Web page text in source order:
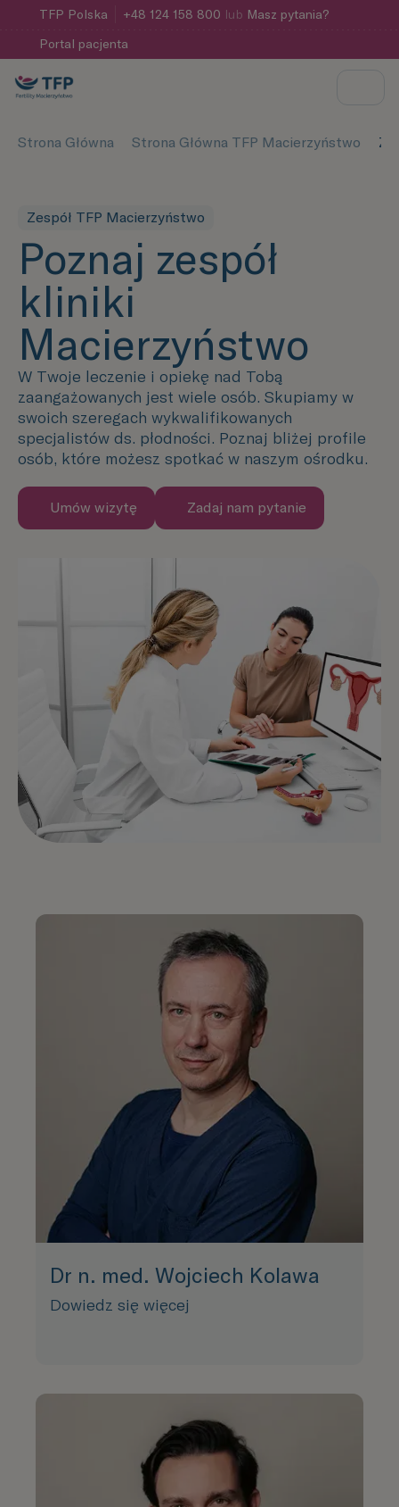
TFP Polska +48 124 158 800 lub Masz pytania?
Portal pacjenta
Strona Główna Strona Główna TFP Macierzyństwo
Zespół TFP Macierzyństwo
Poznaj zespół
kliniki
Macierzyństwo
W Twoje leczenie i opiekę nad Tobą
zaangażowanych jest wiele osób. Skupiamy w
swoich szeregach wykwalifikowanych
specjalistów ds. płodności. Poznaj bliżej profile
osób, które możesz spotkać w naszym ośrodku.
Umów wizytę Zadaj nam pytanie
Dr n. med. Wojciech Kolawa
Dowiedz się więcej